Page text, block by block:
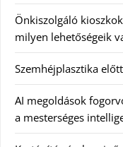
Önkiszolgáló
milyen lehetőségeik
Szemhéjplasztika
AI megoldások
a mesterséges